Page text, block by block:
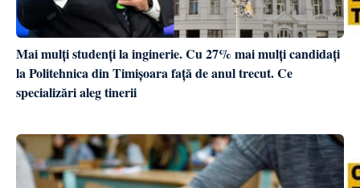
Mai mulți studenți la inginerie. Cu 27% mai mulți candidați
la Politehnica din Timișoara față de anul trecut. Ce
specializări aleg tinerii